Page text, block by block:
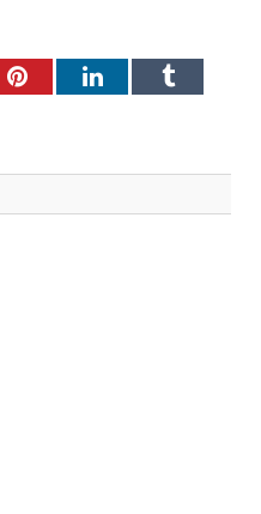
PinterestLinkedInTumblr